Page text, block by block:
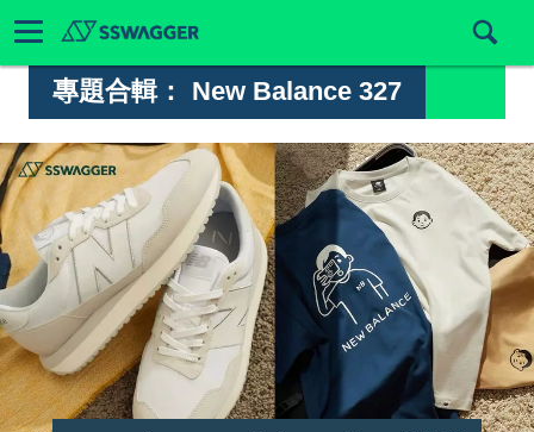
專題合輯： New Balance 327